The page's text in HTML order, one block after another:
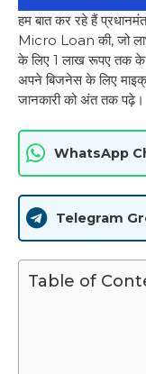
हम बात कर रहे हैं
Micro Loan की, जो
के लिए 1 लाख रूपए तक के
अपने बिजनेस के लिए
जानकारी को अंत तक पढ़े।
WhatsApp
Telegram
Table of